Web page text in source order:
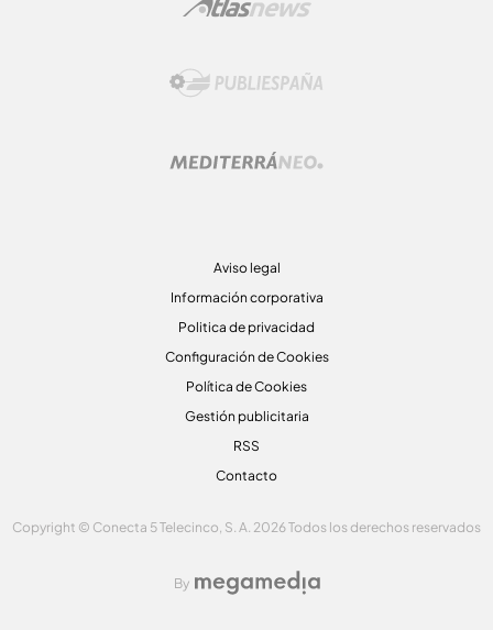
Aviso legal
Información corporativa
Politica de privacidad
Configuración de Cookies
Política de Cookies
Gestión publicitaria
RSS
Contacto
Copyright © Conecta 5 Telecinco, S. A. 2026 Todos los derechos reservados
By